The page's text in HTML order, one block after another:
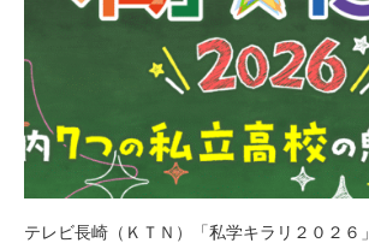
テレビ長崎（ＫＴＮ）「私学キラリ２０２６」